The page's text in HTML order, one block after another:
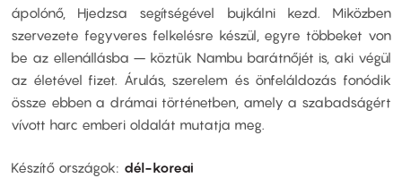
ápolónő, Hjedzsa segítségével bujkálni kezd. Miközben
szervezete fegyveres felkelésre készül, egyre többeket von
be az ellenállásba – köztük Nambu barátnőjét is, aki végül
az életével fizet. Árulás, szerelem és önfeláldozás fonódik
össze ebben a drámai történetben, amely a szabadságért
vívott harc emberi oldalát mutatja meg.
Készítő országok
dél-koreai